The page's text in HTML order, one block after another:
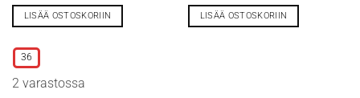
LISÄÄ OSTOSKORIIN
tuotteella
on
useampi
36
2 varastossa
LISÄÄ OSTOSKORIIN